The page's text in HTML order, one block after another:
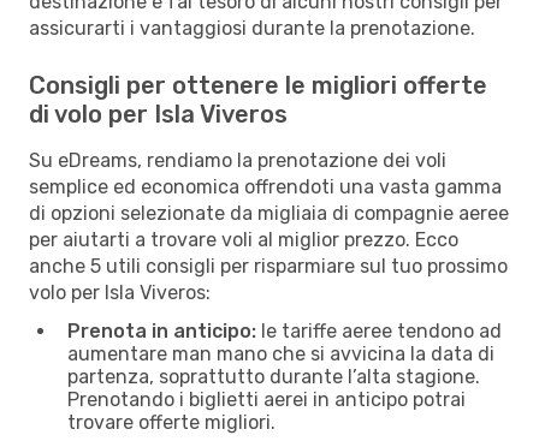
assicurarti i vantaggiosi durante la prenotazione.
Consigli per ottenere le migliori offerte
di volo per Isla Viveros
Su eDreams, rendiamo la prenotazione dei voli
semplice ed economica offrendoti una vasta gamma
di opzioni selezionate da migliaia di compagnie aeree
per aiutarti a trovare voli al miglior prezzo. Ecco
anche 5 utili consigli per risparmiare sul tuo prossimo
volo per Isla Viveros:
Prenota in anticipo: le tariffe aeree tendono ad
aumentare man mano che si avvicina la data di
partenza, soprattutto durante l’alta stagione.
Prenotando i biglietti aerei in anticipo potrai
trovare offerte migliori.